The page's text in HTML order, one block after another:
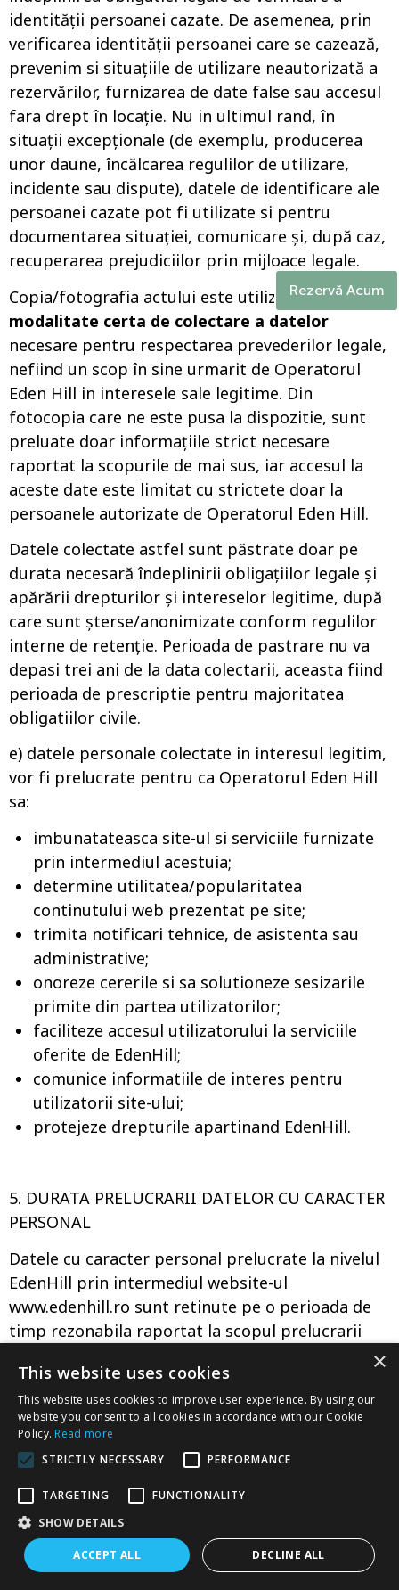
Rezervă Acum
identității persoanei cazate. De asemenea, prin
verificarea identității persoanei care se cazează,
prevenim si situațiile de utilizare neautorizată a
rezervărilor, furnizarea de date false sau accesul
fara drept în locație. Nu in ultimul rand, în
situații excepționale (de exemplu, producerea
unor daune, încălcarea regulilor de utilizare,
incidente sau dispute), datele de identificare ale
persoanei cazate pot fi utilizate si pentru
documentarea situației, comunicare și, după caz,
recuperarea prejudiciilor prin mijloace legale.
Copia/fotografia actului este utilizată exclusiv ca
modalitate certa de colectare a datelor
necesare pentru respectarea prevederilor legale,
nefiind un scop în sine urmarit de Operatorul
Eden Hill in interesele sale legitime. Din
fotocopia care ne este pusa la dispozitie, sunt
preluate doar informațiile strict necesare
raportat la scopurile de mai sus, iar accesul la
aceste date este limitat cu strictete doar la
persoanele autorizate de Operatorul Eden Hill.
Datele colectate astfel sunt păstrate doar pe
durata necesară îndeplinirii obligațiilor legale și
apărării drepturilor și intereselor legitime, după
care sunt șterse/anonimizate conform regulilor
interne de retenție. Perioada de pastrare nu va
depasi trei ani de la data colectarii, aceasta fiind
perioada de prescriptie pentru majoritatea
obligatiilor civile.
e) datele personale colectate in interesul legitim,
vor fi prelucrate pentru ca Operatorul Eden Hill
sa:
imbunatateasca site-ul si serviciile furnizate
prin intermediul acestuia;
determine utilitatea/popularitatea
continutului web prezentat pe site;
trimita notificari tehnice, de asistenta sau
administrative;
onoreze cererile si sa solutioneze sesizarile
primite din partea utilizatorilor;
faciliteze accesul utilizatorului la serviciile
oferite de EdenHill;
comunice informatiile de interes pentru
utilizatorii site-ului;
protejeze drepturile apartinand EdenHill.
5. DURATA PRELUCRARII DATELOR CU CARACTER
PERSONAL
Datele cu caracter personal prelucrate la nivelul
EdenHill prin intermediul website-ul
www.edenhill.ro sunt retinute pe o perioada de
timp rezonabila raportat la scopul prelucrarii
datelor, in acord cu prevederile legale in materia
arhivarii de date. Operatorul respecta termenele
de arhivare a datelor, impuse de lege. De regula,
atunci cand legea nu prevede altfel, durata
maxima de pastrare a datelor cu caracter
personal este de 3 ani de la data finalizarii
obligatiilor contractuale dintre Operatorul Eden
Hill si persoana de la care au fost colectate.
In privinta datelor obtinute in contextul
×
This website uses cookies
This website uses cookies to improve user experience. By using our
website you consent to all cookies in accordance with our Cookie
Policy. Read more
STRICTLY NECESSARY
PERFORMANCE
TARGETING
FUNCTIONALITY
SHOW DETAILS
ACCEPT ALL DECLINE ALL